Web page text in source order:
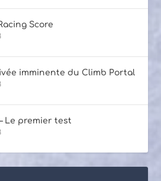
Score
imminente du Climb Portal
Le premier test